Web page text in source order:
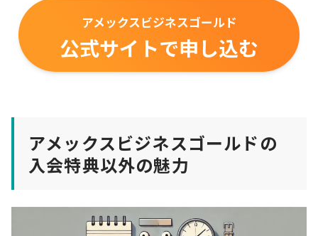
アメックスビジネスゴールド
公式サイトで申し込む
アメックスビジネスゴールドの
入会特典以外の魅力